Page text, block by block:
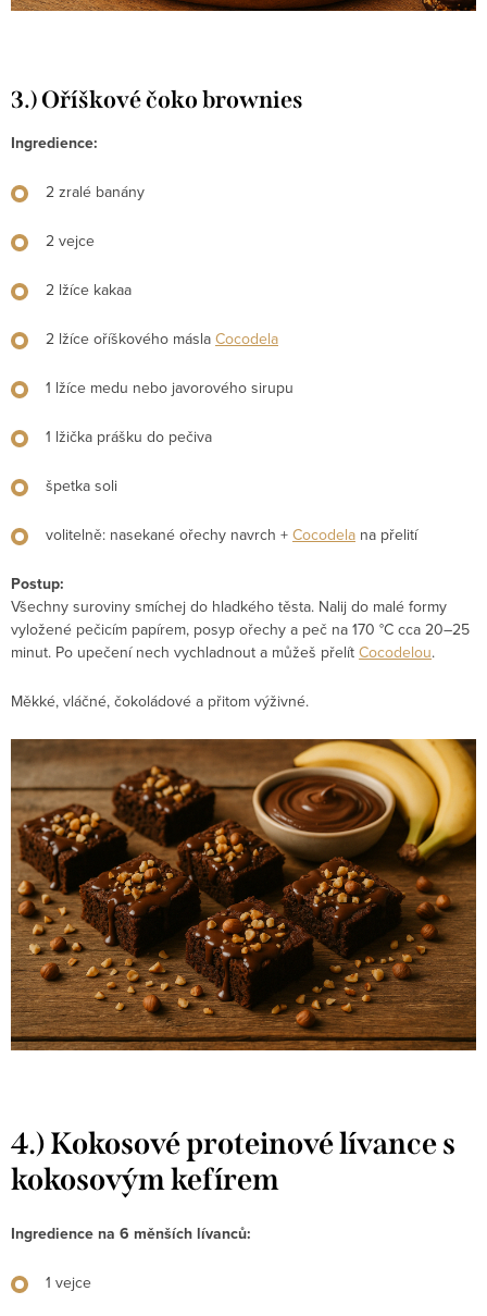
3.) Oříškové čoko brownies
Ingredience:
2 zralé banány
2 vejce
2 lžíce kakaa
2 lžíce oříškového másla Cocodela
1 lžíce medu nebo javorového sirupu
1 lžička prášku do pečiva
špetka soli
volitelně: nasekané ořechy navrch + Cocodela na přelití
Postup:
Všechny suroviny smíchej do hladkého těsta. Nalij do malé formy
vyložené pečicím papírem, posyp ořechy a peč na 170 °C cca 20–25
minut. Po upečení nech vychladnout a můžeš přelít Cocodelou.
Měkké, vláčné, čokoládové a přitom výživné.
4.) Kokosové proteinové lívance s
kokosovým kefírem
Ingredience na 6 měnších lívanců:
1 vejce